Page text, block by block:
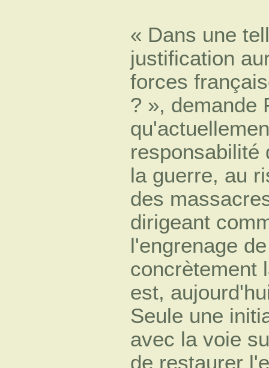
« Dans une
justification
forces
? », demande
responsabilité
la guerre, au
des
dirigeant
l'engrenage
concrètement
est,
Seule une
avec la voie
de restaurer